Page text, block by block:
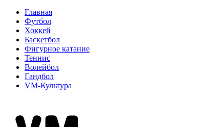
Главная
Футбол
Хоккей
Баскетбол
Фигурное катание
Теннис
Волейбол
Гандбол
VM-Культура